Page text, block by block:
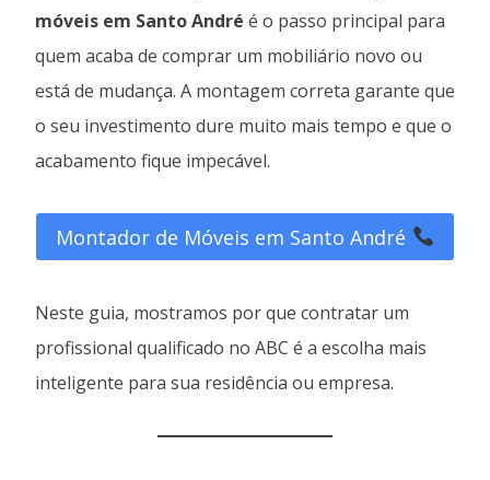
móveis em Santo André é o passo principal para
quem acaba de comprar um mobiliário novo ou
está de mudança. A montagem correta garante que
o seu investimento dure muito mais tempo e que o
acabamento fique impecável.
Montador de Móveis em Santo André
Neste guia, mostramos por que contratar um
profissional qualificado no ABC é a escolha mais
inteligente para sua residência ou empresa.